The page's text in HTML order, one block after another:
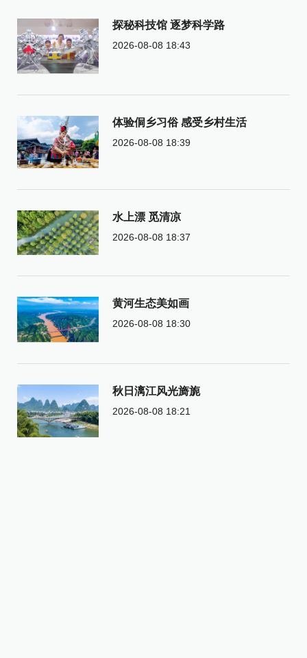
探秘科技馆 逐梦科学路
2026-08-08 18:43
体验侗乡习俗 感受乡村生活
2026-08-08 18:39
水上漂 觅清凉
2026-08-08 18:37
黄河生态美如画
2026-08-08 18:30
秋日漓江风光旖旎
2026-08-08 18:21